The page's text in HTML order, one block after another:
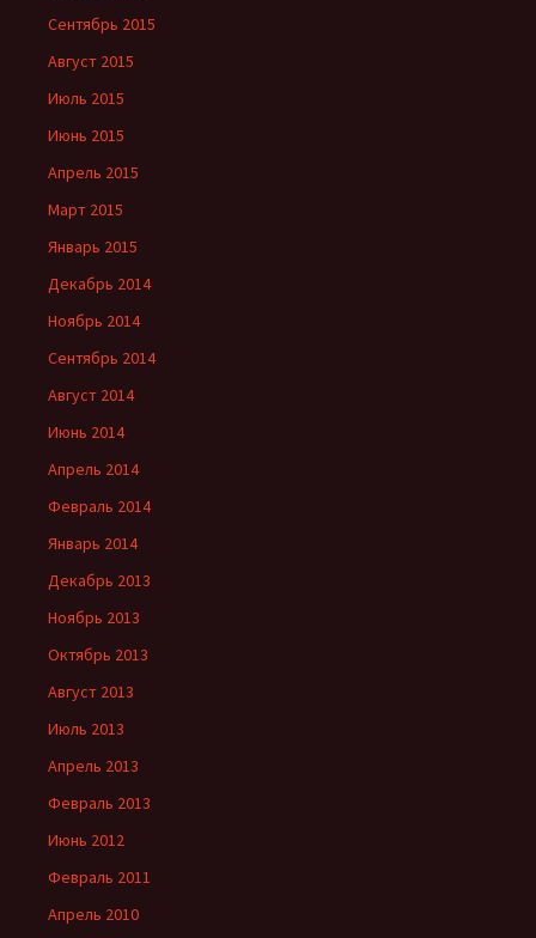
Сентябрь 2015
Август 2015
Июль 2015
Июнь 2015
Апрель 2015
Март 2015
Январь 2015
Декабрь 2014
Ноябрь 2014
Сентябрь 2014
Август 2014
Июнь 2014
Апрель 2014
Февраль 2014
Январь 2014
Декабрь 2013
Ноябрь 2013
Октябрь 2013
Август 2013
Июль 2013
Апрель 2013
Февраль 2013
Июнь 2012
Февраль 2011
Апрель 2010